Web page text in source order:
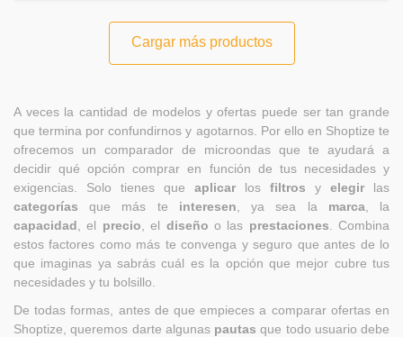
Cargar más productos
A veces la cantidad de modelos y ofertas puede ser tan grande
que termina por confundirnos y agotarnos. Por ello en Shoptize te
ofrecemos un comparador de microondas que te ayudará a
decidir qué opción comprar en función de tus necesidades y
exigencias. Solo tienes que aplicar los filtros y elegir las
categoríasque más te interesen , ya sea la marca, la
capacidad , el precio , el diseño o las prestaciones . Combina
estos factores como más te convenga y seguro que antes de lo
que imaginas ya sabrás cuál es la opción que mejor cubre tus
necesidades y tu bolsillo.
De todas formas, antes de que empieces a comparar ofertas en
Shoptize, queremos darte algunas pautasque todo usuario debe